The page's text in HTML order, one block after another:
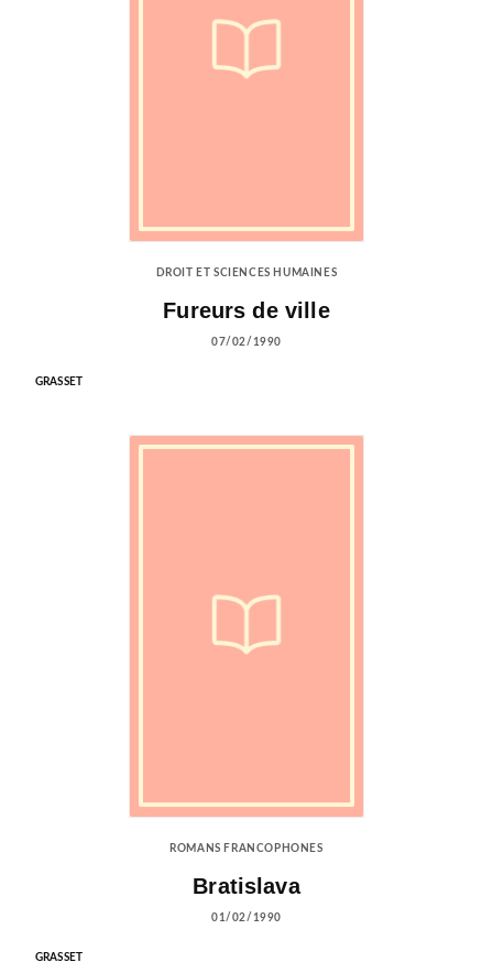
DROIT ET SCIENCES HUMAINES
Fureurs de ville
07/02/1990
GRASSET
ROMANS FRANCOPHONES
Bratislava
01/02/1990
GRASSET